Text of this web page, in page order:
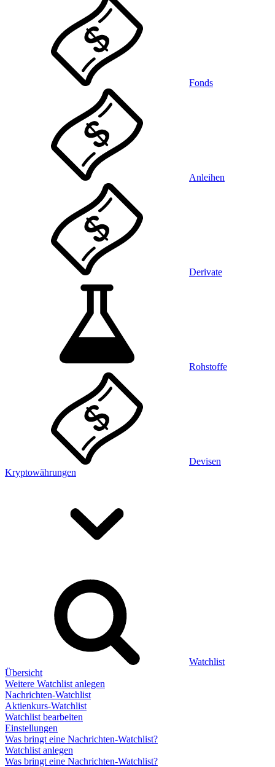
Fonds
Anleihen
Derivate
Rohstoffe
Devisen
Kryptowährungen
Watchlist
Übersicht
Weitere Watchlist anlegen
Nachrichten-Watchlist
Aktienkurs-Watchlist
Watchlist bearbeiten
Einstellungen
Was bringt eine Nachrichten-Watchlist?
Watchlist anlegen
Was bringt eine Nachrichten-Watchlist?